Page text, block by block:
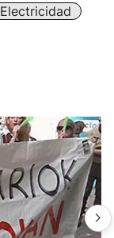
Electricidad